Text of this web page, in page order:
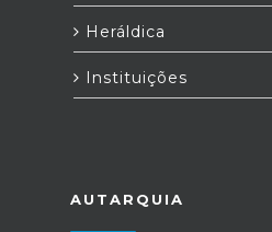
Heráldica
Instituições
AUTARQUIA